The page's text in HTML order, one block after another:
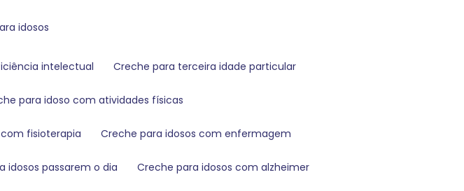
idosos
intelectual creche para terceira idade particular
para idoso com atividades físicas
fisioterapia creche para idosos com enfermagem
idosos passarem o dia creche para idosos com alzheimer